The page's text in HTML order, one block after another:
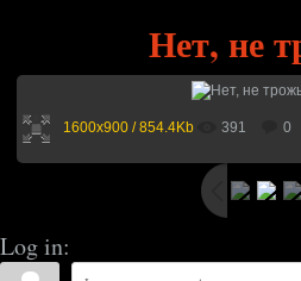
Нет, не
1600x900 / 854.4Kb 391 0
Log in: